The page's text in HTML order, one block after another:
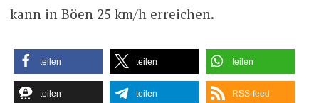
kann in Böen 25 km/h erreichen.
teilen teilen teilen
teilen teilen RSS-feed